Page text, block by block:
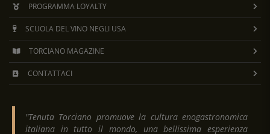
PROGRAMMA LOYALTY
SCUOLA DEL VINO NEGLI USA
TORCIANO MAGAZINE
CONTATTACI
"Tenuta Torciano promuove la cultura enogastronomica
italiana in tutto il mondo, una bellissima esperienza